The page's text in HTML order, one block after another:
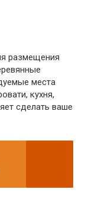
размещения
места
кухня,
сделать ваше